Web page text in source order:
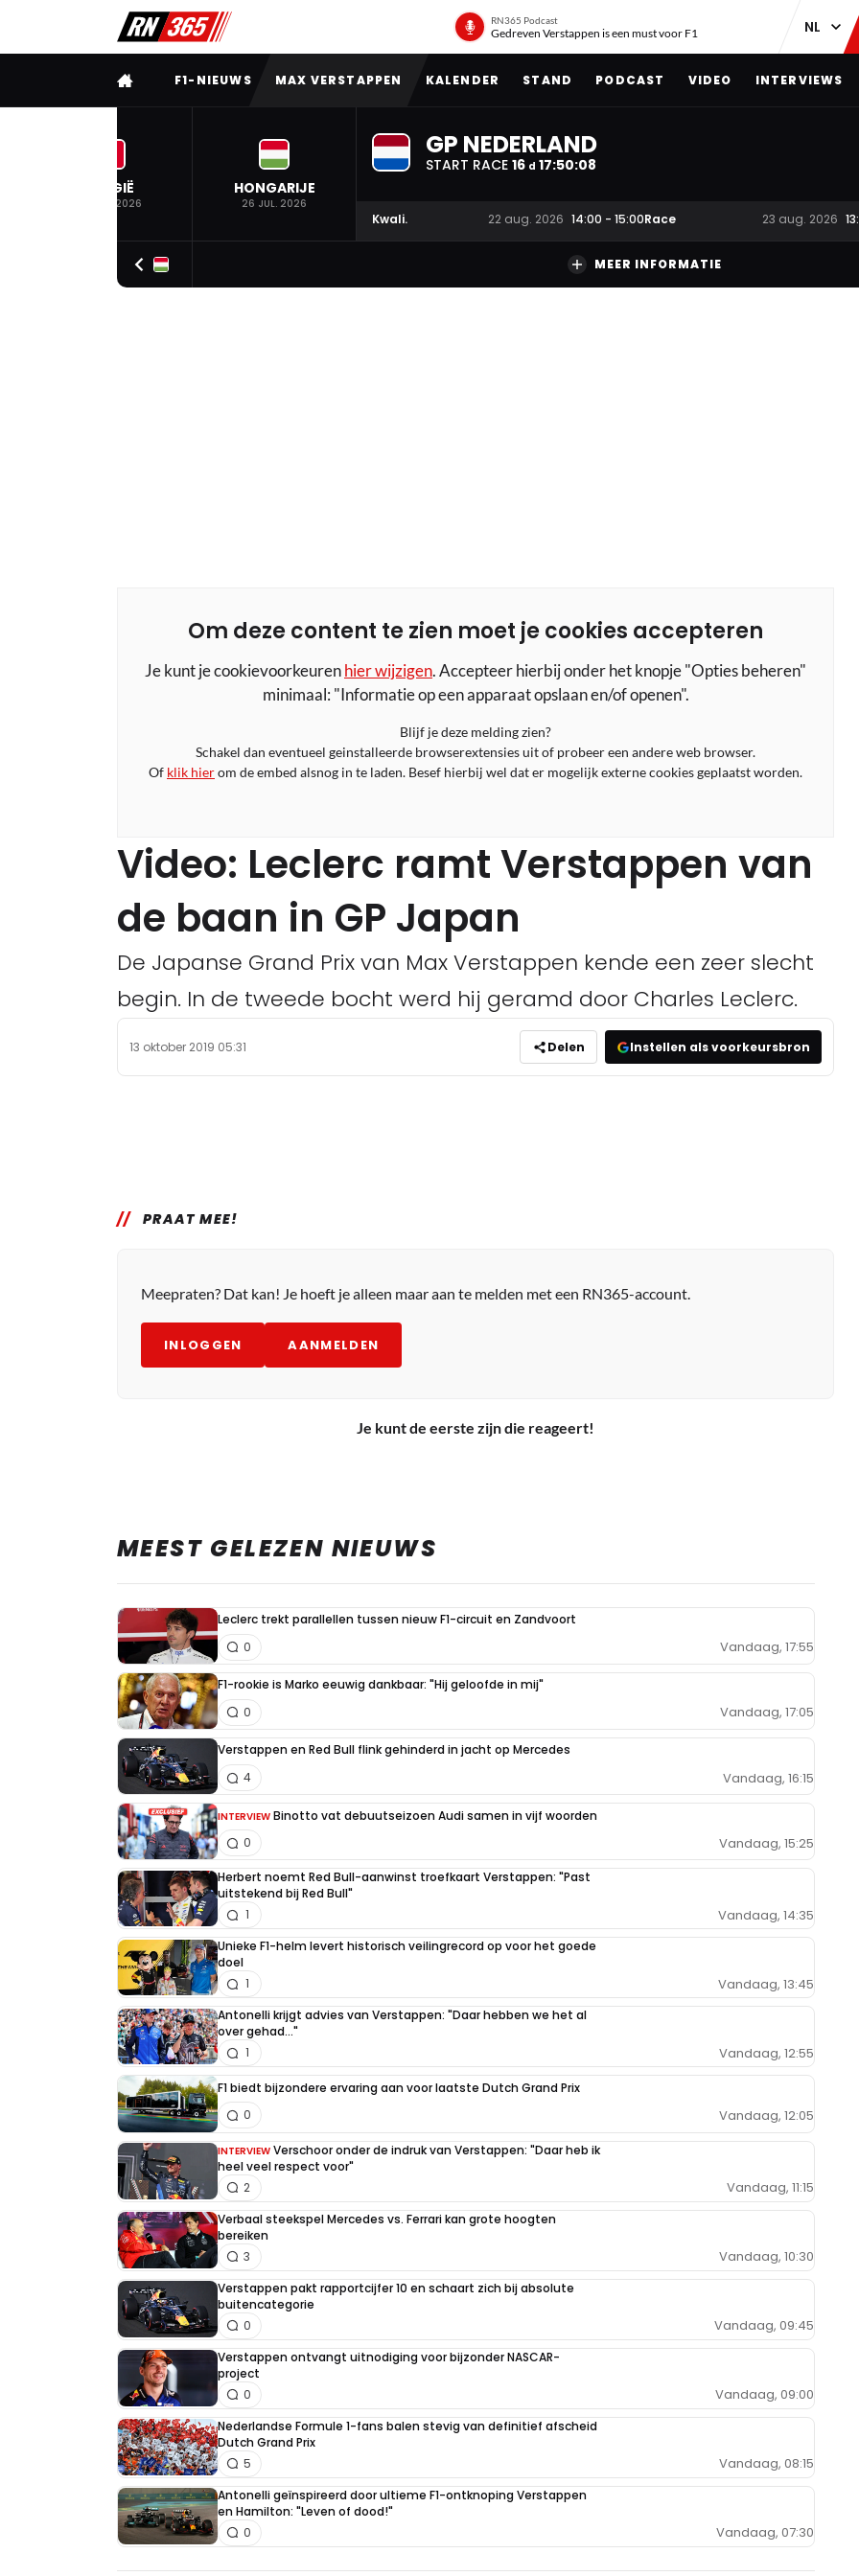
RN365 Podcast
Gedreven Verstappen is een must voor F1
VOLLEDIG MENU
F1-NIEUWS MAX VERSTAPPEN KALENDER STAND PODCAST VIDEO INTERVIEWS
BELGIË
19 JUL. 2026
HONGARIJE
26 JUL. 2026
GP NEDERLAND
START RACE 16 d 17:50:08
Kwali. 22 aug. 2026 14:00 - 15:00Race 23 aug. 2026
MEER INFORMATIE
Om deze content te zien moet je cookies accepteren
Je kunt je cookievoorkeurenhier wijzigen. Accepteer hierbij onder het knopje "Opties beheren"
minimaal: "Informatie op een apparaat opslaan en/of openen".
Blijf je deze melding zien?
Schakel dan eventueel geinstalleerde browserextensies uit of probeer een andere web browser.
Of klik hierom de embed alsnog in te laden. Besef hierbij wel dat er mogelijk externe cookies geplaatst worden.
Video: Leclerc ramt Verstappen van
de baan in GP Japan
De Japanse Grand Prix van Max Verstappen kende een zeer slecht
begin. In de tweede bocht werd hij geramd door Charles Leclerc.
13 oktober 2019 05:31 Delen Instellen als voorkeursbron
PRAAT MEE!
Meepraten? Dat kan! Je hoeft je alleen maar aan te melden met een RN365-account.
INLOGGEN AANMELDEN
Je kunt de eerste zijn die reageert!
MEEST GELEZEN NIEUWS
Leclerc trekt parallellen tussen nieuw F1-circuit en Zandvoort
Vandaag, 17:55
0
F1-rookie is Marko eeuwig dankbaar: "Hij geloofde in mij"
Vandaag, 17:05
0
Verstappen en Red Bull flink gehinderd in jacht op Mercedes
Vandaag, 16:15
4
INTERVIEW Binotto vat debuutseizoen Audi samen in vijf woorden
Vandaag, 15:25
0
Herbert noemt Red Bull-aanwinst troefkaart Verstappen: "Past
uitstekend bij Red Bull"
Vandaag, 14:35
1
Unieke F1-helm levert historisch veilingrecord op voor het goede
doel
Vandaag, 13:45
1
Antonelli krijgt advies van Verstappen: "Daar hebben we het al
over gehad..."
Vandaag, 12:55
1
F1 biedt bijzondere ervaring aan voor laatste Dutch Grand Prix
Vandaag, 12:05
0
INTERVIEW Verschoor onder de indruk van Verstappen: "Daar heb ik
heel veel respect voor"
Vandaag, 11:15
2
Verbaal steekspel Mercedes vs. Ferrari kan grote hoogten
bereiken
Vandaag, 10:30
3
Verstappen pakt rapportcijfer 10 en schaart zich bij absolute
buitencategorie
Vandaag, 09:45
0
Verstappen ontvangt uitnodiging voor bijzonder NASCAR-
project
Vandaag, 09:00
0
Nederlandse Formule 1-fans balen stevig van definitief afscheid
Dutch Grand Prix
Vandaag, 08:15
5
Antonelli geïnspireerd door ultieme F1-ontknoping Verstappen
en Hamilton: "Leven of dood!"
Vandaag, 07:30
0